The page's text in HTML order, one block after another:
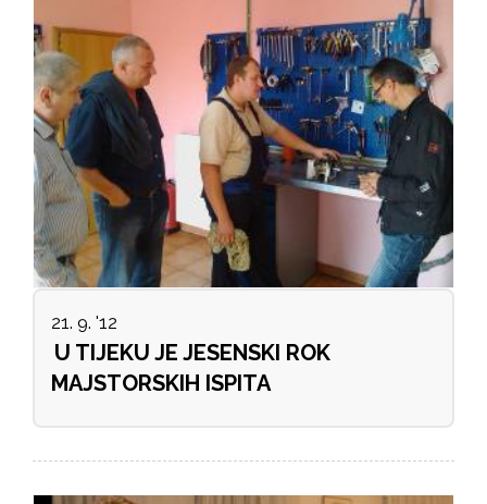
21. 9. '12
U TIJEKU JE JESENSKI ROK
MAJSTORSKIH ISPITA